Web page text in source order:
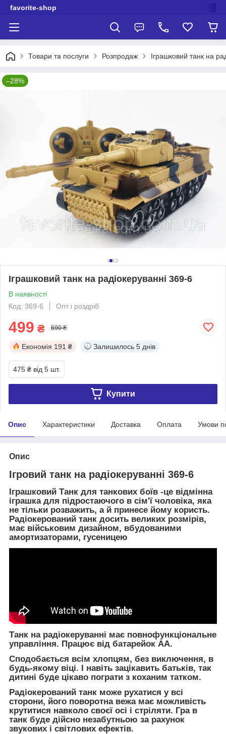
favorite-shop
Товари та послуги Розпродаж Іграшковий танк на
–28%
Іграшковий танк на радіокеруванні 369-6
В наявності
Код: 369-6
Опт і роздріб
499 ₴ 690 ₴
Економія 191 ₴ Залишилось 5 днів
475 ₴ від 5 шт.
Купити
Опис Характеристики Доставка Оплата Умови
Опис
Ігровий танк на радіокеруванні 369-6
Іграшковий Танк для танкових боїв -це відмінна
іграшка для підростаючого в сім'ї чоловіка, яка
не тільки розважить, а й принесе йому користь.
Радіокерований танк досить великих розмірів,
має військовим дизайном, вбудованими
амортизаторами, гусеницею
Танк на радіокеруванні має повнофункціональне
управління. Працює від батарейок АА.
Сподобається всім хлопцям, без виключення, в
будь-якому віці. І навіть зацікавить батьків, так
дитині буде цікаво пограти з коханим татком.
Радіокерований танк може рухатися у всі
сторони, його поворотна вежа має можливість
крутитися навколо своєї осі і стріляти. Гра в
танк буде дійсно незабутньою за рахунок
звукових і світлових ефектів.